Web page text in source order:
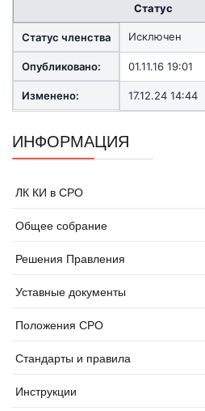
Статус
Статус членства Исключен
Опубликовано: 01.11.16 19:01
Изменено: 17.12.24 14:44
ИНФОРМАЦИЯ
ЛК КИ в СРО
Общее собрание
Решения Правления
Уставные документы
Положения СРО
Стандарты и правила
Инструкции